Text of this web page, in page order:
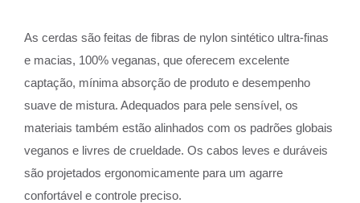
As cerdas são feitas de fibras de nylon sintético ultra-finas
e macias, 100% veganas, que oferecem excelente
captação, mínima absorção de produto e desempenho
suave de mistura. Adequados para pele sensível, os
materiais também estão alinhados com os padrões globais
veganos e livres de crueldade. Os cabos leves e duráveis
são projetados ergonomicamente para um agarre
confortável e controle preciso.